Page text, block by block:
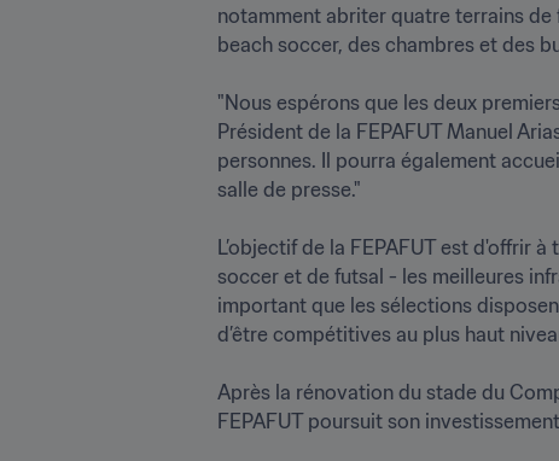
notamment abriter quatre terrains
beach soccer, des chambres et des
"Nous espérons que les deux
Président de la FEPAFUT Manuel
personnes. Il pourra également
salle de presse."
L’objectif de la FEPAFUT est d'offrir
soccer et de futsal - les meilleures
important que les sélections
d’être compétitives au plus haut
Après la rénovation du stade du
FEPAFUT poursuit son